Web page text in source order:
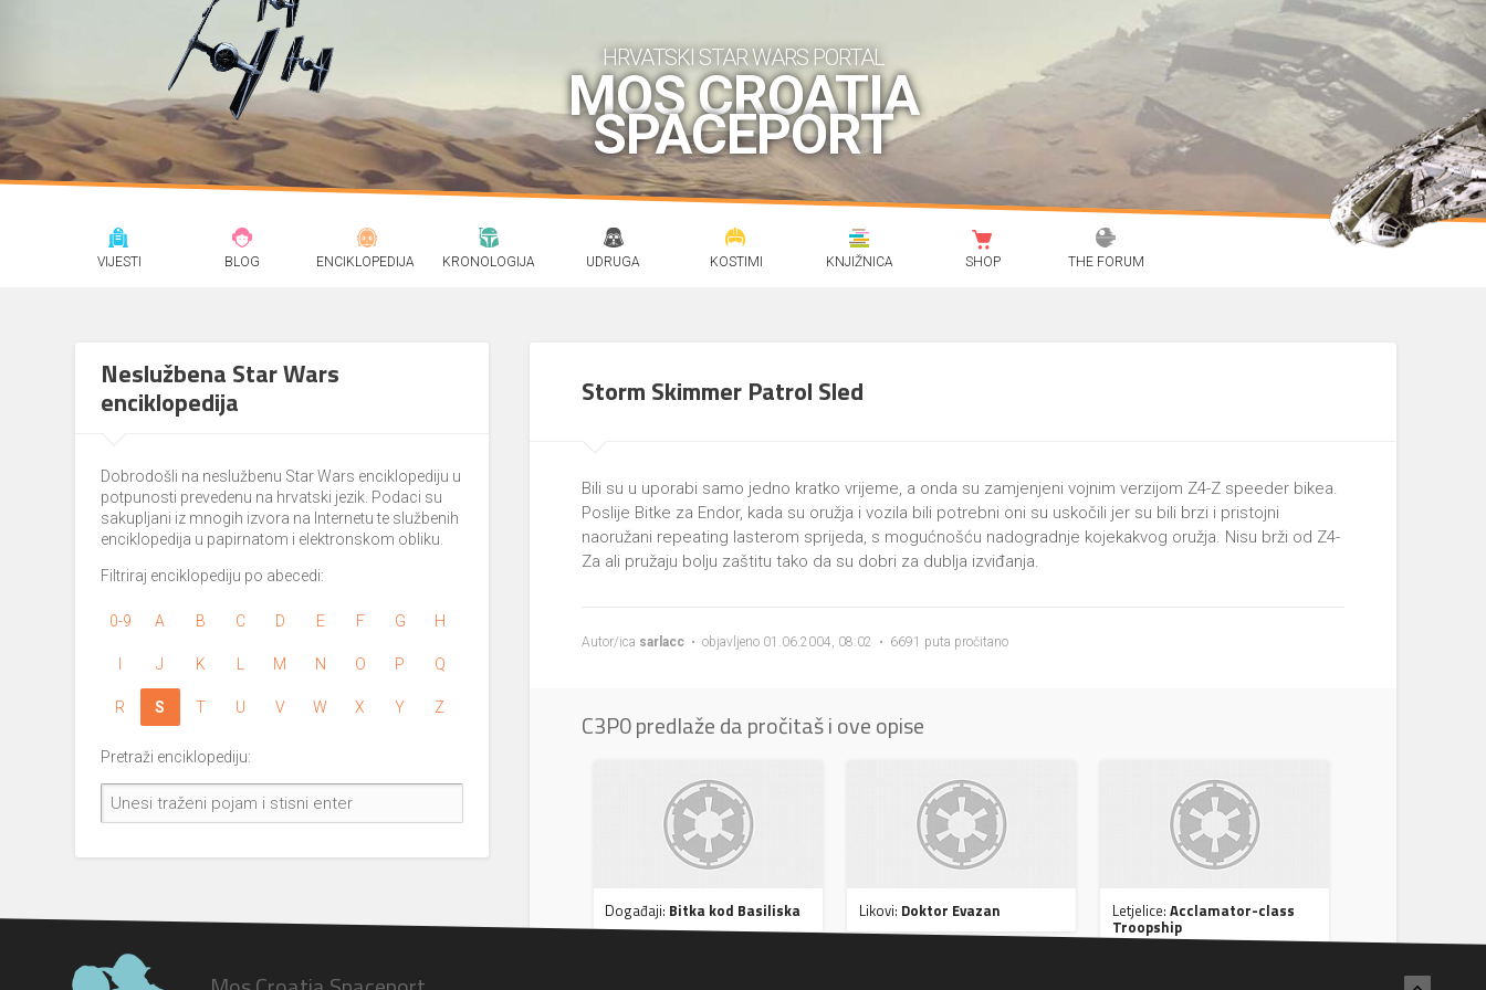
HRVATSKI STAR WARS PORTAL
MOS CROATIA
SPACEPORT
VIJESTI BLOG ENCIKLOPEDIJA KRONOLOGIJA UDRUGA KOSTIMI KNJIŽNICA SHOP THE FORUM
Neslužbena Star Wars
enciklopedija
Dobrodošli na neslužbenu Star Wars enciklopediju u
potpunosti prevedenu na hrvatski jezik. Podaci su
sakupljani iz mnogih izvora na Internetu te službenih
enciklopedija u papirnatom i elektronskom obliku.
Filtriraj enciklopediju po abecedi:
0-9 A B C D E F G H
J K M N O P Q
R S T U V W X Y Z
Pretraži enciklopediju:
Storm Skimmer Patrol Sled
Bili su u uporabi samo jedno kratko vrijeme, a onda su zamjenjeni vojnim verzijom Z4-Z speeder bikea.
Poslije Bitke za Endor, kada su oružja i vozila bili potrebni oni su uskočili jer su bili brzi i pristojni
naoružani repeating lasterom sprijeda, s mogućnošću nadogradnje kojekakvog oružja. Nisu brži od Z4-
Za ali pružaju bolju zaštitu tako da su dobri za dublja izviđanja.
Autor/ica sarlacc • objavljeno 01.06.2004, 08:02 • 6691 puta pročitano
C3P0 predlaže da pročitaš i ove opise
Događaji: Bitka kod Basiliska Likovi: Doktor Evazan Letjelice: Acclamator-class
Troopship